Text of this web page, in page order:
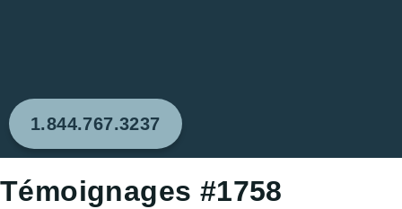
1.844.767.3237
Témoignages #1758